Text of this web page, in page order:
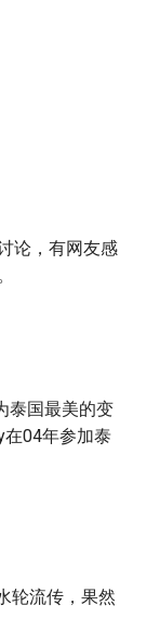
论，有网友感
泰国最美的变
04年参加泰
轮流传，果然